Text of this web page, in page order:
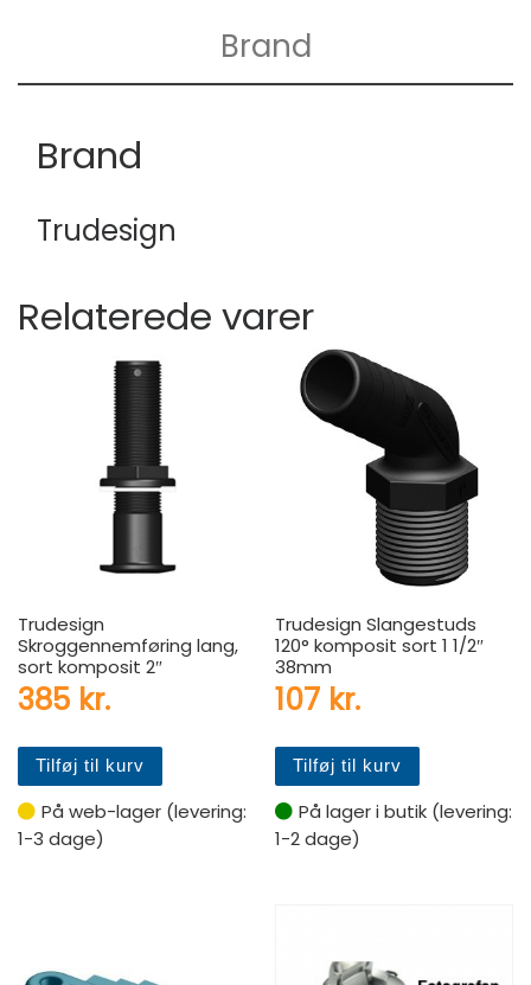
Brand
Brand
Trudesign
Relaterede varer
Trudesign
Skroggennemføring lang,
sort komposit 2″
385 kr.
Tilføj til kurv
På web-lager (levering:
1-3 dage)
Trudesign Slangestuds
120° komposit sort 1 1/2″
38mm
107 kr.
Tilføj til kurv
På lager i butik (levering:
1-2 dage)